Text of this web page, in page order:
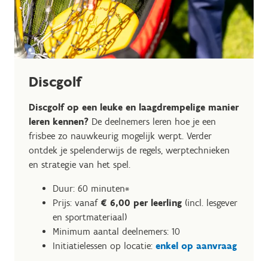
Discgolf
Discgolfop een leuke en laagdrempelige manier
leren kennen? De deelnemers leren hoe je een
frisbee zo nauwkeurig mogelijk werpt. Verder
ontdek je spelenderwijs de regels, werptechnieken
en strategie van het spel.
Duur: 60 minuten*
Prijs: vanaf € 6,00 per leerling (incl. lesgever
en sportmateriaal)
Minimum aantal deelnemers: 10
Initiatielessen op locatie: enkel op aanvraag